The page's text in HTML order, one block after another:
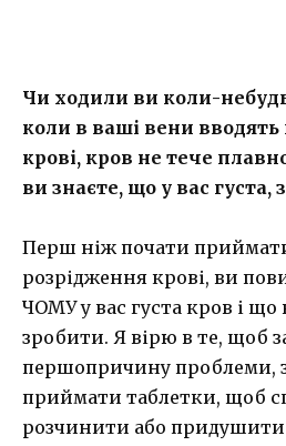
Чи ходили ви коли-небудь
коли в ваші вени вводять
крові, кров не тече
ви знаєте, що у вас густа,
Перш ніж почати
розрідження крові, ви
ЧОМУ у вас густа кров і
зробити. Я вірю в те, щоб
першопричину проблеми,
приймати таблетки, щоб
розчинити або